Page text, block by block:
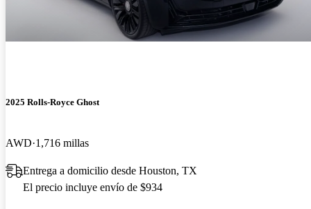
2025 Rolls-Royce Ghost
AWD 1,716 millas
Entrega a domicilio desde Houston, TX
El precio incluye envío de $934